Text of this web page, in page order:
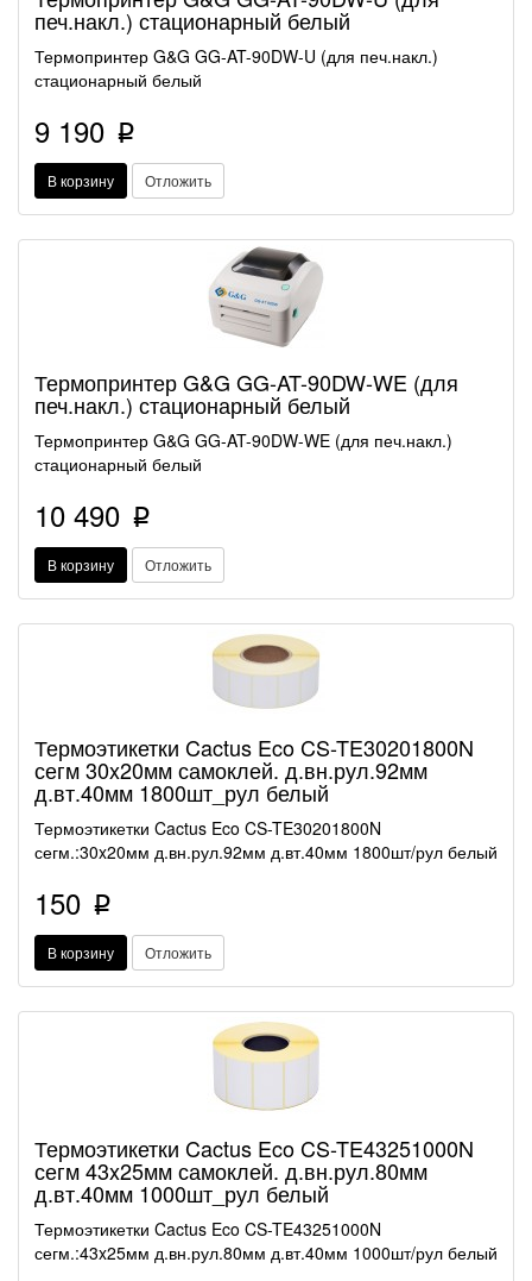
печ.накл.) стационарный белый
Термопринтер G&G GG-AT-90DW-U (для печ.накл.)
стационарный белый
9 190 p
В корзину Отложить
Термопринтер G&G GG-AT-90DW-WE (для
печ.накл.) стационарный белый
Термопринтер G&G GG-AT-90DW-WE (для печ.накл.)
стационарный белый
10 490 p
В корзину Отложить
Термоэтикетки Cactus Eco CS-TE30201800N
сегм 30x20мм самоклей. д.вн.рул.92мм
д.вт.40мм 1800шт_рул белый
Термоэтикетки Cactus Eco CS-TE30201800N
сегм.:30x20мм д.вн.рул.92мм д.вт.40мм 1800шт/рул белый
150 p
В корзину Отложить
Термоэтикетки Cactus Eco CS-TE43251000N
сегм 43x25мм самоклей. д.вн.рул.80мм
д.вт.40мм 1000шт_рул белый
Термоэтикетки Cactus Eco CS-TE43251000N
сегм.:43x25мм д.вн.рул.80мм д.вт.40мм 1000шт/рул белый